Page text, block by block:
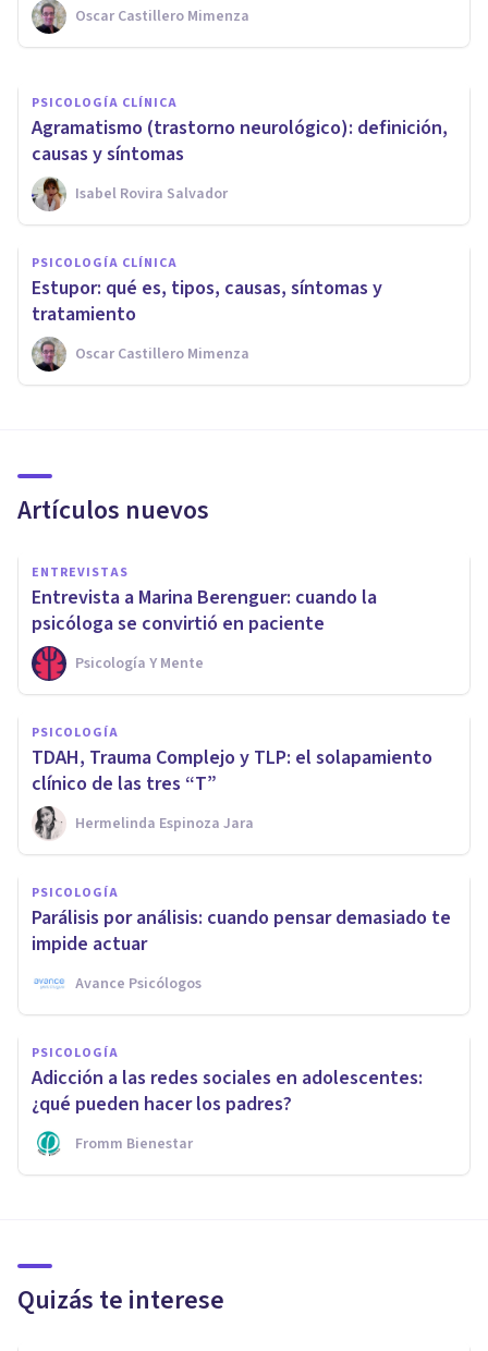
Oscar Castillero Mimenza
Nahum Montagud Rubio
PSICOLOGÍA CLÍNICA
Agramatismo (trastorno neurológico): definición,
causas y síntomas
Isabel Rovira Salvador
PSICOLOGÍA CLÍNICA
Estupor: qué es, tipos, causas, síntomas y
tratamiento
Oscar Castillero Mimenza
Artículos nuevos
ENTREVISTAS
Entrevista a Marina Berenguer: cuando la
psicóloga se convirtió en paciente
Psicología Y Mente
PSICOLOGÍA
TDAH, Trauma Complejo y TLP: el solapamiento
clínico de las tres “T”
Hermelinda Espinoza Jara
PSICOLOGÍA
Parálisis por análisis: cuando pensar demasiado te
impide actuar
Avance Psicólogos
PSICOLOGÍA
Adicción a las redes sociales en adolescentes:
¿qué pueden hacer los padres?
Fromm Bienestar
Quizás te interese